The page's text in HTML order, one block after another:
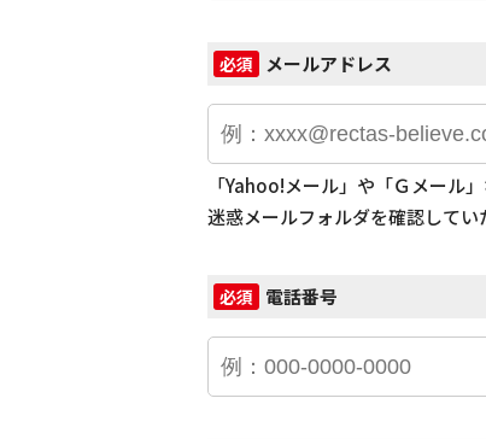
必須 メールアドレス
「Yahoo!メール」や「Ｇメール
迷惑メールフォルダを確認してい
必須 電話番号